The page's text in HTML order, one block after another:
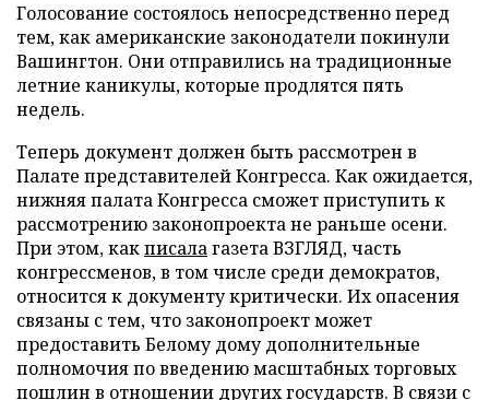
Голосование состоялось непосредственно перед
тем, как американские законодатели покинули
Вашингтон. Они отправились на традиционные
летние каникулы, которые продлятся пять
недель.
Теперь документ должен быть рассмотрен в
Палате представителей Конгресса. Как ожидается,
нижняя палата Конгресса сможет приступить к
рассмотрению законопроекта не раньше осени.
При этом, какписалагазета ВЗГЛЯД, часть
конгрессменов, в том числе среди демократов,
относится к документу критически. Их опасения
связаны с тем, что законопроект может
предоставить Белому дому дополнительные
полномочия по введению масштабных торговых
пошлин в отношении других государств. В связи с